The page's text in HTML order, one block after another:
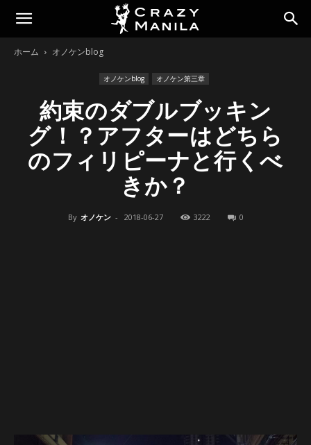
ホーム オノケンblog
オノケンblog オノケン第三章
約束のダブルブッキン
グ！？アフターはどちら
のフィリピーナと行くべ
きか？
By オノケン - 2018-06-27 3222 0